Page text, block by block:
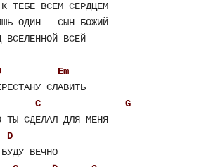
ТЕБЕ ВСЕМ СЕРДЦЕМ
ОДИН — СЫН БОЖИЙ
ВСЕЛЕННОЙ ВСЕЙ
Em
СЛАВИТЬ
C
G
D